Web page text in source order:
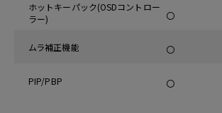
ホットキーパック(OSDコントロー
ラー)
〇
ムラ補正機能 〇
PIP/PBP 〇